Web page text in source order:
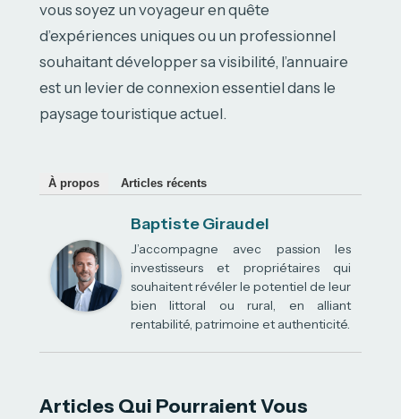
vous soyez un voyageur en quête
d’expériences uniques ou un professionnel
souhaitant développer sa visibilité, l’annuaire
est un levier de connexion essentiel dans le
paysage touristique actuel.
À propos Articles récents
Baptiste Giraudel
J’accompagne avec passion les
investisseurs et propriétaires qui
souhaitent révéler le potentiel de leur
bien littoral ou rural, en alliant
rentabilité, patrimoine et authenticité.
Articles Qui Pourraient Vous